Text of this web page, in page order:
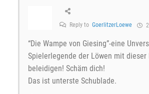
Reply to GoerlitzerLoewe
“Die Wampe von Giesing”-eine
Spielerlegende der Löwen mit dieser
beleidigen! Schäm dich!
Das ist unterste Schublade.